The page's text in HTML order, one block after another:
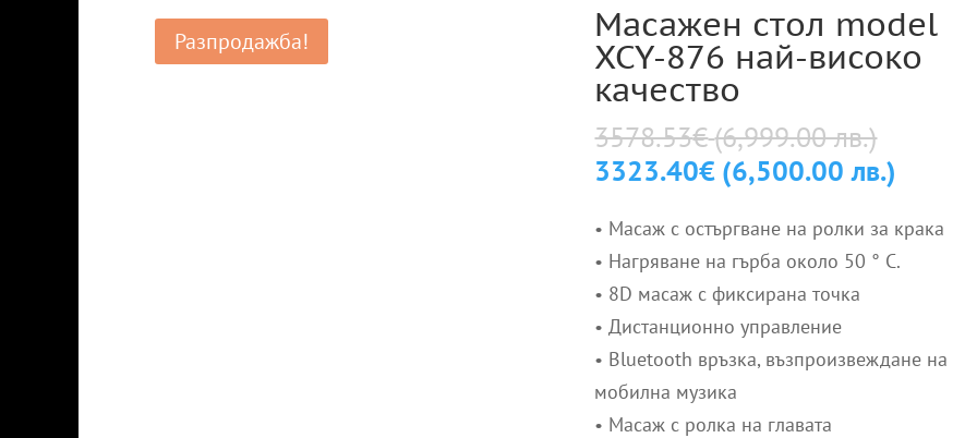
Разпродажба! Масажен стол model
XCY-876 най-високо
качество
3578.53€(6,999.00 лв.)
price
3323.40€ (6,500.00 лв.)
е:
• Масаж с остъргване на ролки за крака
• Нагряване на гърба около 50 ° C.
• 8D масаж с фиксирана точка
• Дистанционно управление
• Bluetooth връзка, възпроизвеждане на
мобилна музика
• Масаж с ролка на главата